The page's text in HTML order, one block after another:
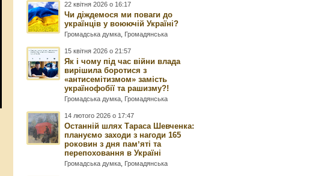
22 квітня 2026 о 16:17
Чи діждемося ми поваги до
українців у воюючій Україні?
Громадська думка Громадянська
15 квітня 2026 о 21:57
Як і чому під час війни влада
вирішила боротися з
«антисемітизмом» замість
українофобії та рашизму?!
Громадська думка Громадянська
14 лютого 2026 о 17:47
Останній шлях Тараса Шевченка:
плануємо заходи з нагоди 165
роковин з дня памʼяті та
перепоховання в Україні
Громадська думка Громадянська